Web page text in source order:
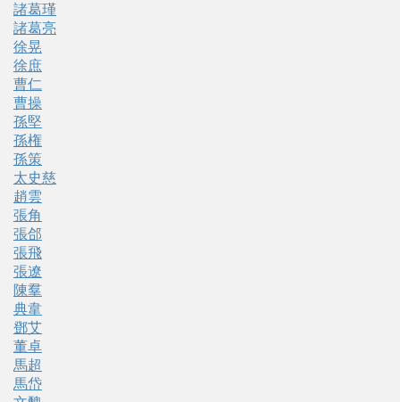
諸葛瑾
諸葛亮
徐晃
徐庶
曹仁
曹操
孫堅
孫権
孫策
太史慈
趙雲
張角
張郃
張飛
張遼
陳羣
典韋
鄧艾
董卓
馬超
馬岱